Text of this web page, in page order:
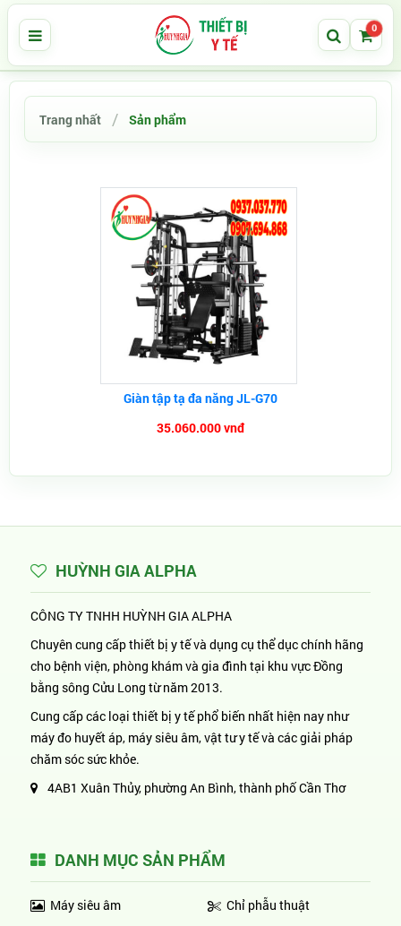
0
Trang nhất Sản phẩm
Giàn tập tạ đa năng JL-G70
35.060.000 vnđ
HUỲNH GIA ALPHA
CÔNG TY TNHH HUỲNH GIA ALPHA
Chuyên cung cấp thiết bị y tế và dụng cụ thể dục chính hãng
cho bệnh viện, phòng khám và gia đình tại khu vực Đồng
bằng sông Cửu Long từ năm 2013.
Cung cấp các loại thiết bị y tế phổ biến nhất hiện nay như
máy đo huyết áp, máy siêu âm, vật tư y tế và các giải pháp
chăm sóc sức khỏe.
4AB1 Xuân Thủy, phường An Bình, thành phố Cần Thơ
DANH MỤC SẢN PHẨM
Máy siêu âm
Chỉ phẫu thuật